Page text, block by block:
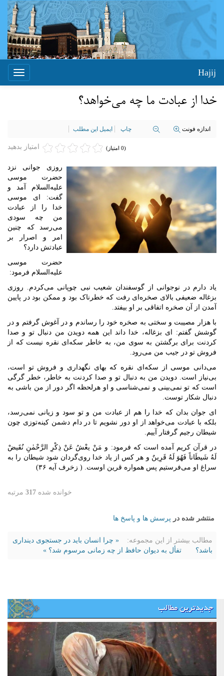
Toggle
Hajij
خدا از عبادت ما چه می‌خواهد؟
اندازه فونت چاپ ایمیل این مطلب
امتیاز بدهید (0 امتیاز)
روزی جوانی نزد
حضرت موسی
علیه‌السلام آمد و
گفت: ای موسی
خدا را از عبادت
من چه سودی
می‌رسد که چنین
امر و اصرار بر
عبادتش دارد؟
حضرت موسی
علیه‌السلام فرمود:
یاد دارم در نوجوانی از گوسفندان شعیب نبی چوپانی می‌کردم. روزی
بزغاله ضعیفی بالای صخره‌ای رفت که خطرناک بود و ممکن بود در پایین
آمدن از آن صخره اتفاقی بر او بیفتد.
با هزار مصیبت و سختی به صخره خود را رساندم و در آغوش گرفتم و در
گوشش گفتم: ای بزغاله، خدا داند این همه دویدن من دنبال تو و صدا
کردنت برای برگشتن به سوی من، به خاطر سکه‌ای نقره نیست که از
فروش تو در جیب من می‌رود.
می‌دانی موسی از سکه‌ای نقره که بهای نگهداری و فروش تو است،
بی‌نیاز است. دویدن من به دنبال تو و صدا کردنت به خاطر، خطر گرگی
است که تو نمی‌بینی و نمی‌شناسی و او هرلحظه اگر دور از من باشی به
دنبال شکار توست.
ای جوان بدان که خدا را هم از عبادت من و تو سود و زیانی نمی‌رسد،
بلکه با عبادت می‌خواهد از او دور نشویم تا در دام دشمن کینه‌توزی چون
شیطان رجیم گرفتار آییم.
در قرآن کریم آمده است که فرمود: و مَنْ یعْشُ عَنْ ذِکْرِ الرَّحْمٰنِ نُقَیضْ
لَهُ شَیطَاناً فَهُوَ لَهُ قَرِینٌ و هر کس از یاد خدا روی‌گردان شود شیطان را به
سراغ او می‌فرستیم پس همواره قرین اوست. ( زخرف آیه ۳۶)‎‌‎‌‎‌‎‌
خوانده شده 317 مرتبه
منتشر شده در پرسش ها و پاسخ ها
مطالب بیشتر از این مجموعه:
« چرا انسان باید در جستجوی دینداری
باشد؟
تفأل به دیوان حافظ از چه زمانی مرسوم شد؟ »
جدیدترین مطالب